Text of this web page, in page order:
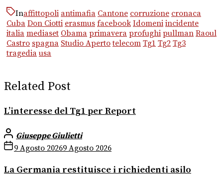
Inaffittopoli antimafia Cantone corruzione cronaca
Cuba Don Ciotti erasmus facebook Idomeni incidente
italia mediaset Obama primavera profughi pullman Raoul
Castro spagna Studio Aperto telecom Tg1 Tg2 Tg3
tragedia usa
Related Post
L’interesse del Tg1 per Report
Giuseppe Giulietti
9 Agosto 20269 Agosto 2026
La Germania restituisce i richiedenti asilo